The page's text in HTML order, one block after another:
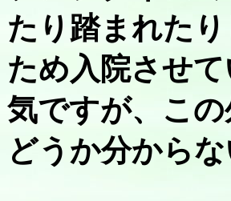
たり踏まれた
ため入院させ
気ですが、こ
どうか分から